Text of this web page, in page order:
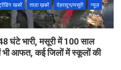
खबरें ताज़ा ख़बरें देहरादून/मसूरी
न्यूज़
घंटे भारी, मसूरी में 100 साल
में भी आफत, कई जिलों में स्कूलों की